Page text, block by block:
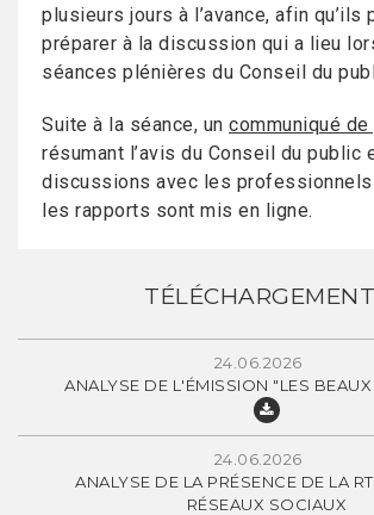
plusieurs jours à l’avance, afin qu’ils
préparer à la discussion qui a lieu
séances plénières du Conseil du
Suite à la séance, un communiqué
résumant l’avis du Conseil du public
discussions avec les
les rapports sont mis en ligne.
24.06.2026
ANALYSE DE L'ÉMISSION "LES BEAUX
24.06.2026
ANALYSE DE LA PRÉSENCE DE LA
RÉSEAUX SOCIAUX